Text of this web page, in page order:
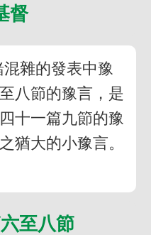
督
雜的發表中豫
八節的豫言，是
十一篇九節的豫
猶大的小豫言。
至八節